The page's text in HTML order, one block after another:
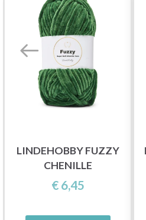
LINDEHOBBY FUZZY
CHENILLE
€ 6,45